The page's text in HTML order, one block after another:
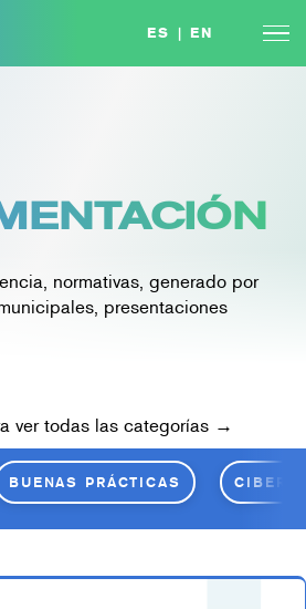
ES | EN
normativas, generado por
presentaciones
ver todas las categorías →
BUENAS PRÁCTICAS